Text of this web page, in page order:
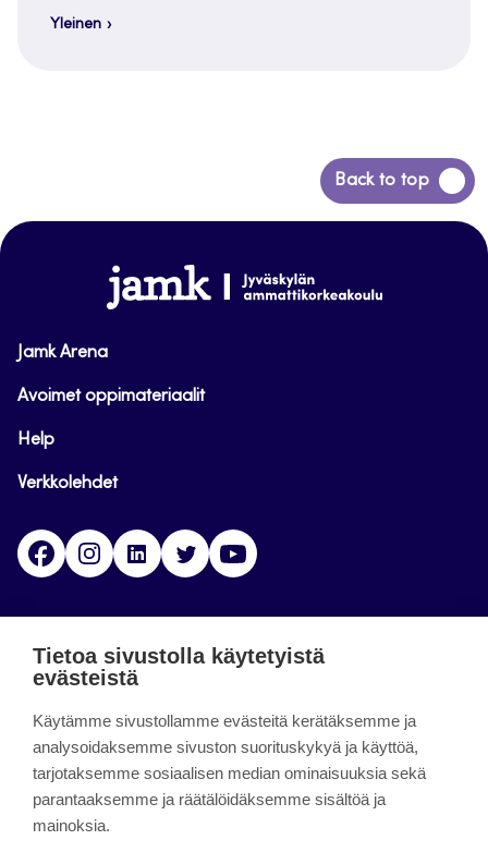
Yleinen
Back to top
Siirry
takaisin
www.jamk.fi
Jamk Arena
Avoimet oppimateriaalit
Help
Verkkolehdet
FacebookInstagramLinkedinTwitter
päättynyt 11.9.2023.
About the site
Käyttöehdot
Tietoa sivustolla käytetyistä
evästeistä
Käytämme sivustollamme evästeitä kerätäksemme ja
analysoidaksemme sivuston suorituskykyä ja käyttöä,
tarjotaksemme sosiaalisen median ominaisuuksia sekä
parantaaksemme ja räätälöidäksemme sisältöä ja
mainoksia.